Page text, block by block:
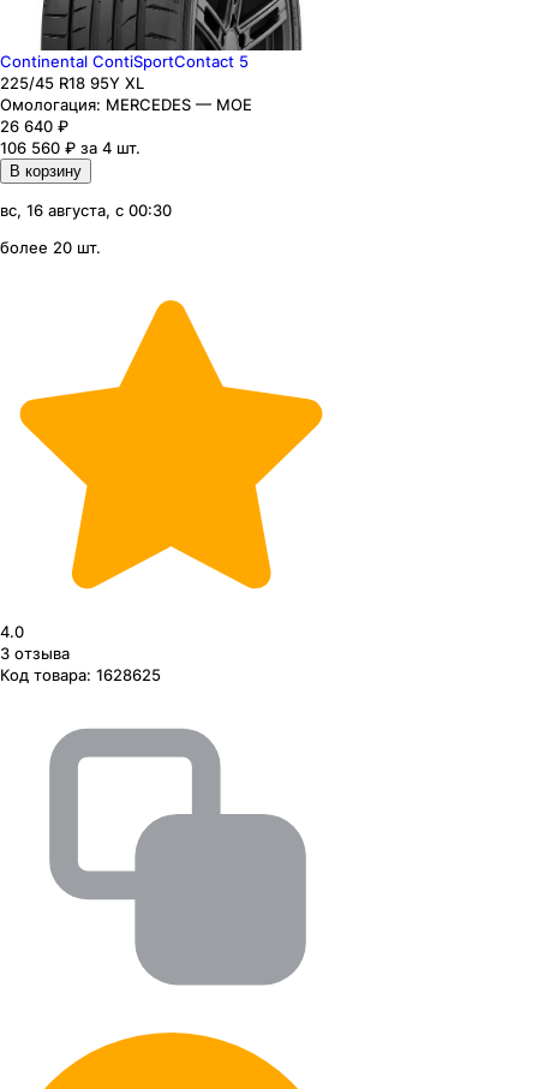
Continental ContiSportContact 5
225/45 R18 95Y XL
Омологация: MERCEDES — MOE
26 640 ₽
106 560 ₽ за 4 шт.
В корзину
вс, 16 августа, с 00:30
более 20 шт.
4.0
3 отзыва
Код товара: 1628625